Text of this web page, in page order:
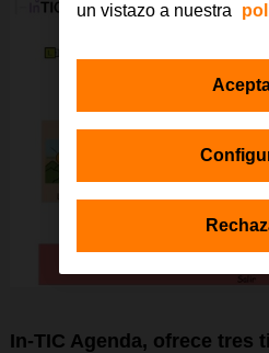
In-TIC Agenda, ofrece tres
un vistazo a nuestra